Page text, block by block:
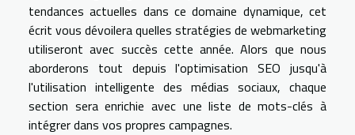
tendances actuelles dans ce domaine dynamique, cet
écrit vous dévoilera quelles stratégies de webmarketing
utiliseront avec succès cette année. Alors que nous
aborderons tout depuis l'optimisation SEO jusqu'à
l'utilisation intelligente des médias sociaux, chaque
section sera enrichie avec une liste de mots-clés à
intégrer dans vos propres campagnes.